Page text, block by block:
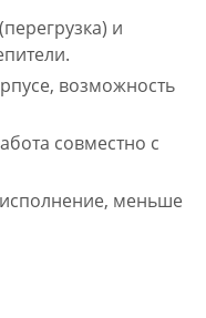
и
возможность
совместно с
меньше